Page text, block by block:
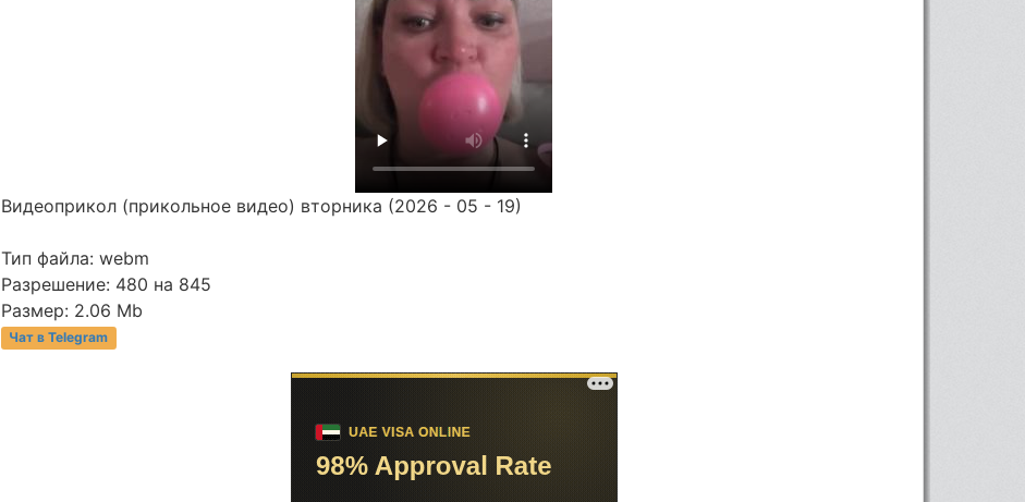
Видеоприкол (прикольное видео) вторника (2026 - 05 - 19)
Тип файла: webm
Разрешение: 480 на 845
Размер: 2.06 Mb
Чат в Telegram